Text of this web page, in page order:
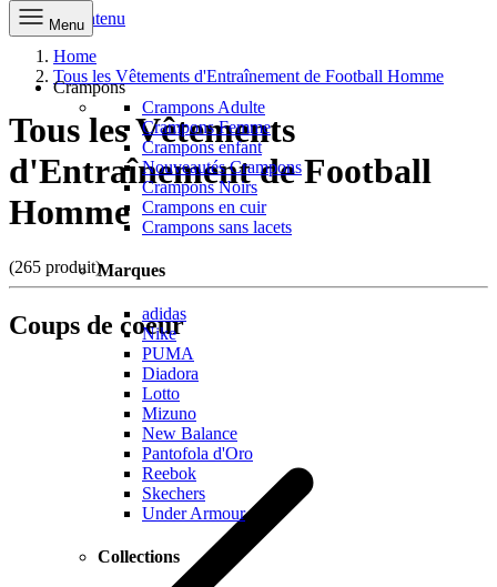
Aller au contenu
Menu
Crampons
Crampons Adulte
Crampons Femme
Crampons enfant
Nouveautés Crampons
Crampons Noirs
Crampons en cuir
Crampons sans lacets
Marques
adidas
Nike
PUMA
Diadora
Lotto
Mizuno
New Balance
Pantofola d'Oro
Reebok
Skechers
Under Armour
Collections
Home
Tous les Vêtements d'Entraînement de Football Homme
Tous les Vêtements
d'Entraînement de Football
Homme
(265 produit)
Coups de coeur